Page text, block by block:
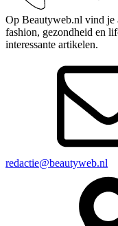
Op Beautyweb.nl vind je
fashion, gezondheid en
interessante artikelen.
redactie@beautyweb.nl